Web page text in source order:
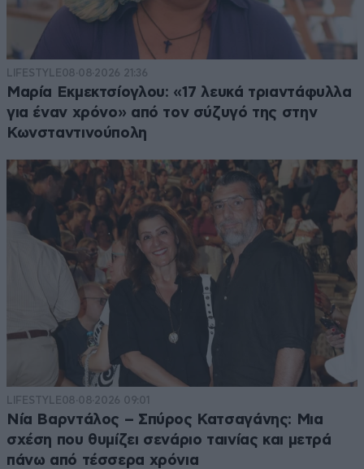
LIFESTYLE08·08·2026 21:36
Μαρία Εκμεκτσίογλου: «17 λευκά τριαντάφυλλα
για έναν χρόνο» από τον σύζυγό της στην
Κωνσταντινούπολη
LIFESTYLE08·08·2026 09:01
Νία Βαρντάλος – Σπύρος Κατσαγάνης: Μια
σχέση που θυμίζει σενάριο ταινίας και μετρά
πάνω από τέσσερα χρόνια